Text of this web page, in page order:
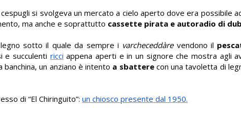
si svolgeva un mercato a cielo aperto dove era possibile
ma anche e soprattutto cassette pirata e autoradio di
sotto il quale da sempre i varcheceddàre vendono il
e succulenti ricci appena aperti e in un signore che mostra agli
un anziano è intento a sbatterecon una tavoletta di
di “El Chiringuito”: un chiosco presente dal 1950.